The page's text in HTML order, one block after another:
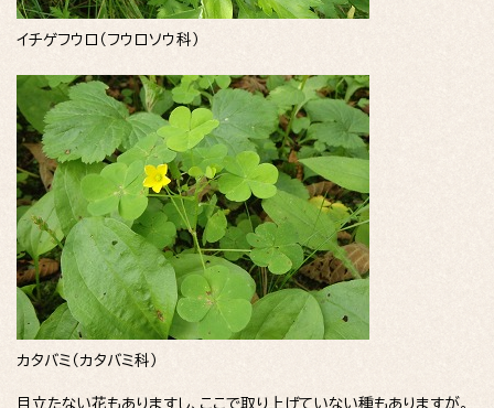
イチゲフウロ（フウロソウ科）
カタバミ（カタバミ科）
目立たない花もありますし、ここで取り上げていない種もありますが。